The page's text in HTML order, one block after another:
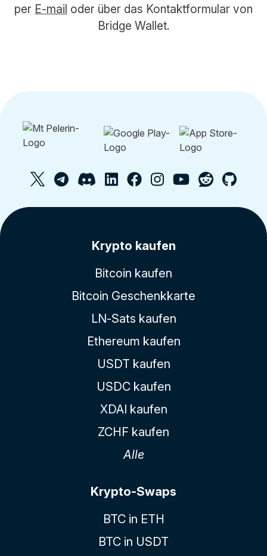
per E-mail oder über das Kontaktformular von
Bridge Wallet.
Krypto kaufen
Bitcoin kaufen
Bitcoin Geschenkkarte
LN-Sats kaufen
Ethereum kaufen
USDT kaufen
USDC kaufen
XDAI kaufen
ZCHF kaufen
Alle
Krypto-Swaps
BTC in ETH
BTC in USDT